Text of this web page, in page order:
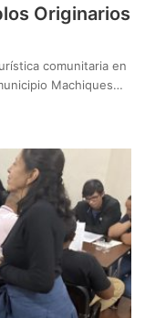
Originarios
comunitaria en
Machiques…